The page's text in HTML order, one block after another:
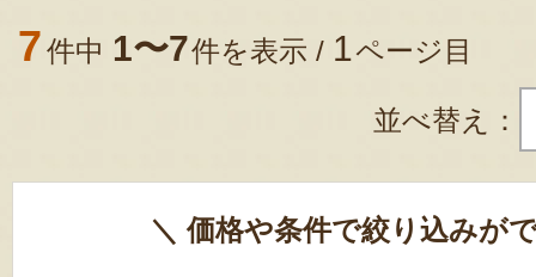
7件中 1〜7件を表示 / 1ページ目
並べ替え：
＼ 価格や条件で絞り込みが